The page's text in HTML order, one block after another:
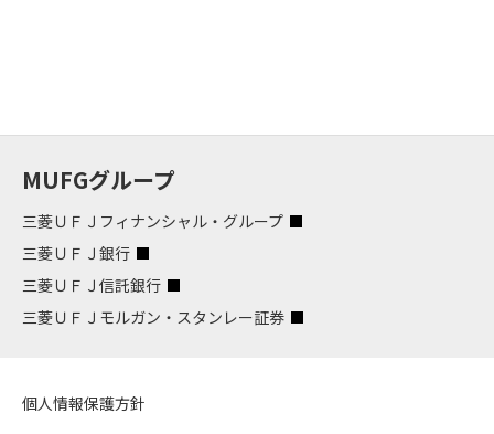
MUFGグループ
三菱ＵＦＪフィナンシャル・グループ
三菱ＵＦＪ銀行
三菱ＵＦＪ信託銀行
三菱ＵＦＪモルガン・スタンレー証券
個人情報保護方針